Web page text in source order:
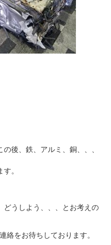
後、鉄、アルミ、銅、、、
。
どうしよう、、、とお考えの
絡をお待ちしております。